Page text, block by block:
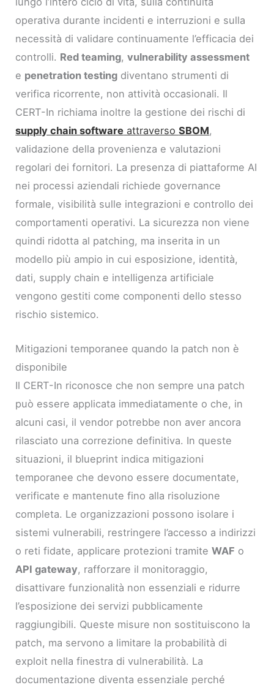
operativa durante incidenti e interruzioni e sulla
necessità di validare continuamente l’efficacia dei
controlli. Red teaming,vulnerability assessment
e penetration testing diventano strumenti di
verifica ricorrente, non attività occasionali. Il
CERT-In richiama inoltre la gestione dei rischi di
supply chain software attraversoSBOM,
validazione della provenienza e valutazioni
regolari dei fornitori. La presenza di piattaforme AI
nei processi aziendali richiede governance
formale, visibilità sulle integrazioni e controllo dei
comportamenti operativi. La sicurezza non viene
quindi ridotta al patching, ma inserita in un
modello più ampio in cui esposizione, identità,
dati, supply chain e intelligenza artificiale
vengono gestiti come componenti dello stesso
rischio sistemico.
Mitigazioni temporanee quando la patch non è
disponibile
Il CERT-In riconosce che non sempre una patch
può essere applicata immediatamente o che, in
alcuni casi, il vendor potrebbe non aver ancora
rilasciato una correzione definitiva. In queste
situazioni, il blueprint indica mitigazioni
temporanee che devono essere documentate,
verificate e mantenute fino alla risoluzione
completa. Le organizzazioni possono isolare i
sistemi vulnerabili, restringere l’accesso a indirizzi
o reti fidate, applicare protezioni tramiteWAF o
API gateway, rafforzare il monitoraggio,
disattivare funzionalità non essenziali e ridurre
l’esposizione dei servizi pubblicamente
raggiungibili. Queste misure non sostituiscono la
patch, ma servono a limitare la probabilità di
exploit nella finestra di vulnerabilità. La
documentazione diventa essenziale perché